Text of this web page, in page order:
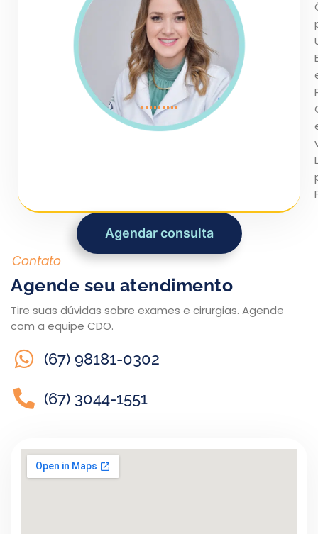
Agendar consulta
Contato
Agende seu atendimento
Tire suas dúvidas sobre exames e cirurgias. Agende
com a equipe CDO.
(67) 98181-0302
(67) 3044-1551